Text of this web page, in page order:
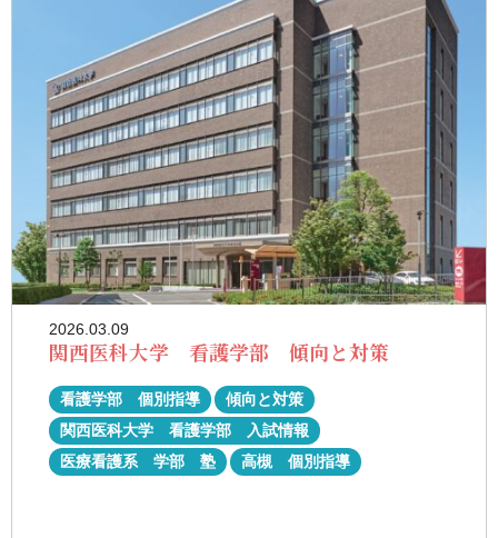
2026.03.09
関西医科大学 看護学部 傾向と対策
看護学部 個別指導
傾向と対策
関西医科大学 看護学部 入試情報
医療看護系 学部 塾
高槻 個別指導